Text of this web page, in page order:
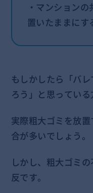
・マンション
置いたままにす
もしかしたら「バ
ろう」と思っている
実際粗大ゴミを放
合が多いでしょう。
しかし、粗大ゴミ
反です。